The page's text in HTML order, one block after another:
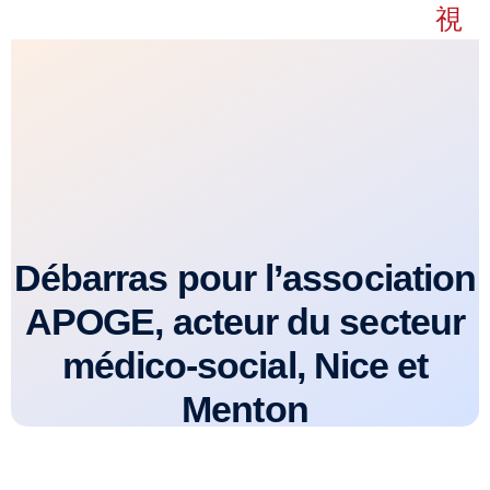
Débarras pour l’association
APOGE, acteur du secteur
médico-social, Nice et
Menton